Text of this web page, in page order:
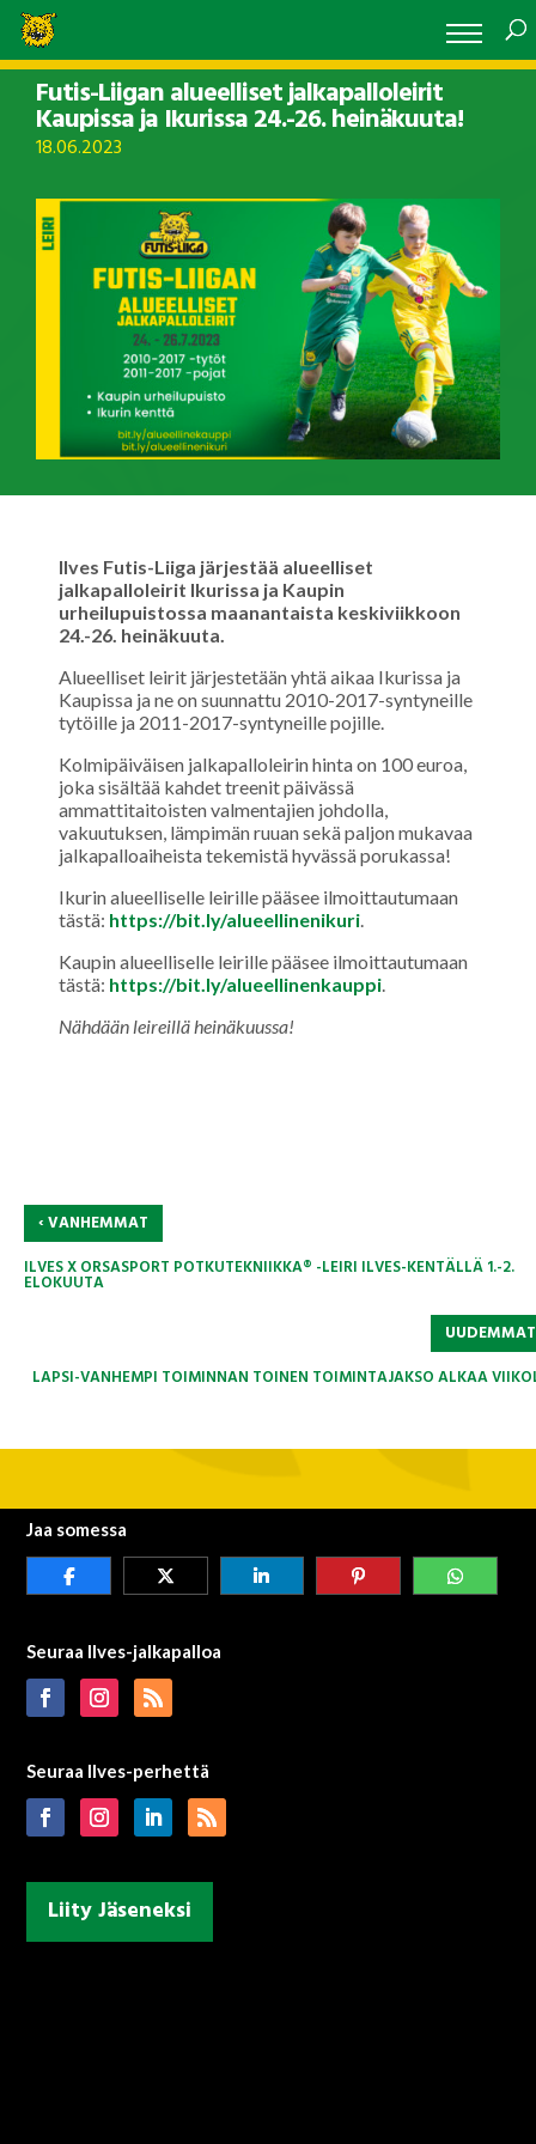
Futis-Liigan alueelliset jalkapalloleirit
Kaupissa ja Ikurissa 24.-26. heinäkuuta!
18.06.2023
Ilves Futis-Liiga järjestää alueelliset
jalkapalloleirit Ikurissa ja Kaupin
urheilupuistossa maanantaista keskiviikkoon
24.-26. heinäkuuta.
Alueelliset leirit järjestetään yhtä aikaa Ikurissa ja
Kaupissa ja ne on suunnattu 2010-2017-syntyneille
tytöille ja 2011-2017-syntyneille pojille.
Kolmipäiväisen jalkapalloleirin hinta on 100 euroa,
joka sisältää kahdet treenit päivässä
ammattitaitoisten valmentajien johdolla,
vakuutuksen, lämpimän ruuan sekä paljon mukavaa
jalkapalloaiheista tekemistä hyvässä porukassa!
Ikurin alueelliselle leirille pääsee ilmoittautumaan
tästä: https://bit.ly/alueellinenikuri.
Kaupin alueelliselle leirille pääsee ilmoittautumaan
tästä: https://bit.ly/alueellinenkauppi.
Nähdään leireillä heinäkuussa!
‹VANHEMMAT
ILVES X ORSASPORT POTKUTEKNIIKKA® -LEIRI ILVES-KENTÄLLÄ 1.-2.
ELOKUUTA
LAPSI-VANHEMPI TOIMINNAN TOINEN TOIMINTAJAKSO ALKAA
Jaa somessa
Seuraa Ilves-jalkapalloa
Seuraa Ilves-perhettä
Liity Jäseneksi